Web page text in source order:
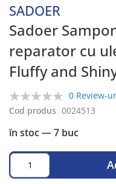
SADOER
Sadoer
reparator cu
Fluffy and
0%
0 Review-
în stoc— 7 buc
Cod produs 0024513
the
images
gallery